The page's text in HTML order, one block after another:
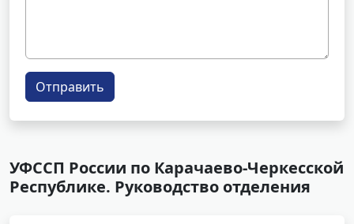
Отправить
УФССП России по Карачаево-Черкесской
Республике. Руководство отделения